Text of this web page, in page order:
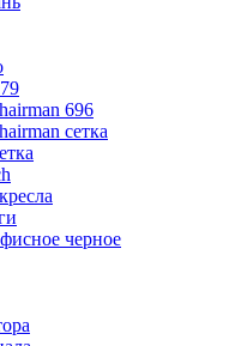
696
сетка
черное